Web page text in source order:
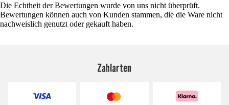
Die Echtheit der Bewertungen wurde von uns nicht überprüft.
Bewertungen können auch von Kunden stammen, die die Ware nicht
nachweislich genutzt oder gekauft haben.
Zahlarten